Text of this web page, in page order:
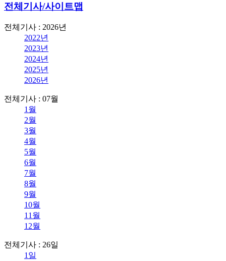
전체기사/사이트맵
전체기사 : 2026년
2022년
2023년
2024년
2025년
2026년
전체기사 : 07월
1월
2월
3월
4월
5월
6월
7월
8월
9월
10월
11월
12월
전체기사 : 26일
1일